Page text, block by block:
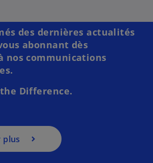
des dernières actualités
abonnant dès
nos communications
Difference.
plus